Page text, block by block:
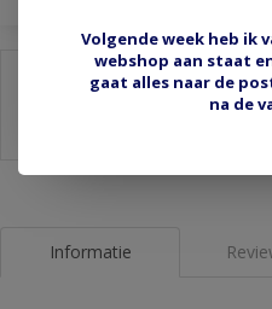
Stel een vraag over dit product
Informatie
Volgende week heb ik
webshop aan staat
gaat alles naar de
na de